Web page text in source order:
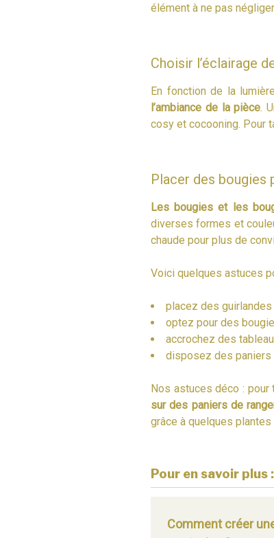
élément à ne pas
Choisir l’éclairage
En fonction de la
l’ambiance de la pièce.
cosy et cocooning. Pour
Placer des bougies
Les bougies et les
diverses formes et
chaude pour plus de
Voici quelques astuces
placez des
optez pour des
accrochez des
disposez des paniers
Nos astuces déco : pour
sur des paniers de
grâce à quelques plantes
Pour en savoir plus :
Comment créer